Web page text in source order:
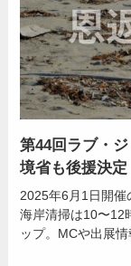
第44回ラブ・
境省も後援決定
2025年6月1日開催
海岸清掃は10〜12
ップ。MCや出展